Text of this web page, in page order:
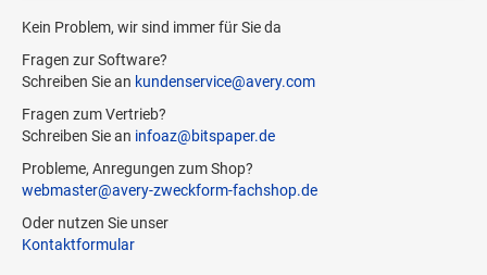
Kein Problem, wir sind immer für Sie da
Fragen zur Software?
Schreiben Sie an kundenservice@avery.com
Fragen zum Vertrieb?
Schreiben Sie an infoaz@bitspaper.de
Probleme, Anregungen zum Shop?
webmaster@avery-zweckform-fachshop.de
Oder nutzen Sie unser
Kontaktformular